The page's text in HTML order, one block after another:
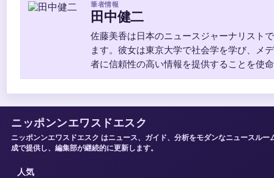
筆者情報
田中健二
佐藤美香は日本のニュースジャーナリスト
ます。彼女は東京大学で社会学を学び、メ
者に信頼性の高い情報を提供することを使
ニッポンンエワスドエスク
ニッポンンエワスドエスク はニュース、ガイド、分析をモダンなニュースルー
成で提供し、編集部が継続的に更新します。
人気